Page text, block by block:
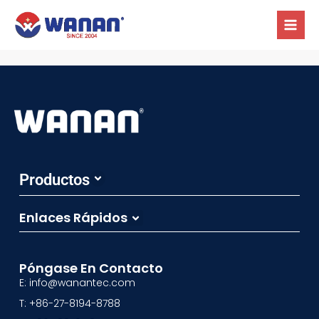
contenido
Productos
Enlaces Rápidos
Póngase En Contacto
E: info@wanantec.com
T: +86-27-8194-8788